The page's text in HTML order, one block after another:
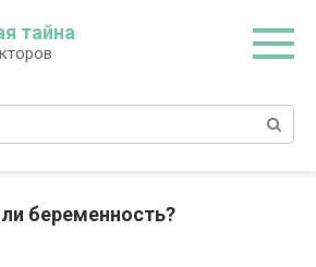
тайна
беременность?